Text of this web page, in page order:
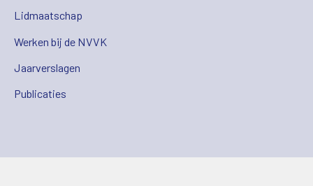
Lidmaatschap
Werken bij de NVVK
Jaarverslagen
Publicaties